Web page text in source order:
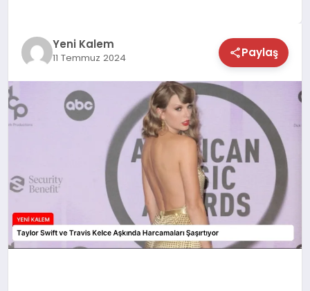
TEKNOLOJİ
SAĞLIK
MAGAZİN
Yeni Kalem
11 Temmuz 2024 Paylaş